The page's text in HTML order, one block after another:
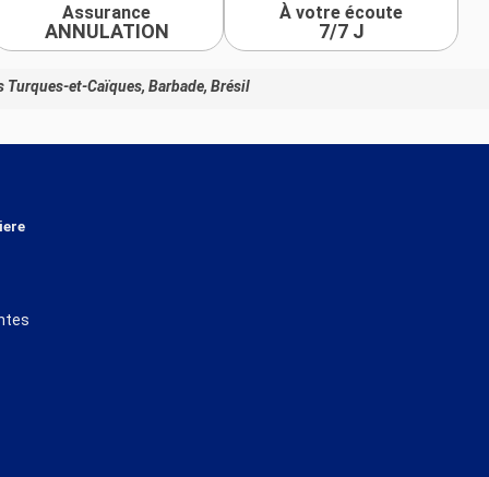
Assurance
ANNULATION
À votre écoute
7/7 J
Turques-et-Caïques, Barbade, Brésil